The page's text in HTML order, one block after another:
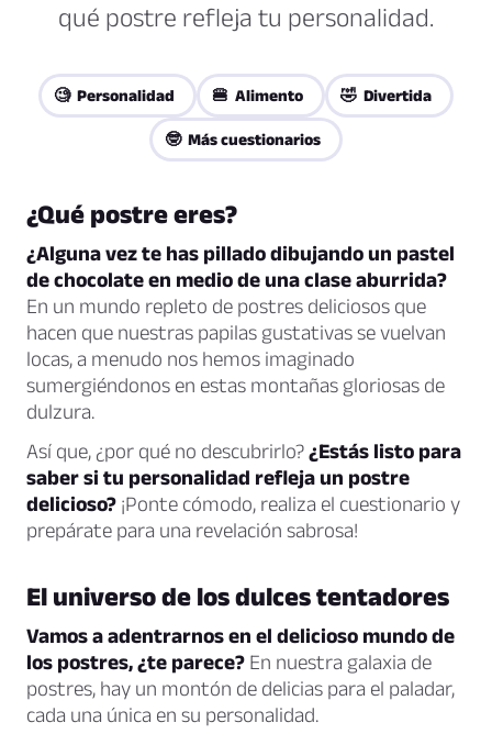
qué postre refleja tu personalidad.
🧐 Personalidad 🍔 Alimento 🤣 Divertida
🤓 Más cuestionarios
¿Qué postre eres?
¿Alguna vez te has pillado dibujando un pastel
de chocolate en medio de una clase aburrida?
En un mundo repleto de postres deliciosos que
hacen que nuestras papilas gustativas se vuelvan
locas, a menudo nos hemos imaginado
sumergiéndonos en estas montañas gloriosas de
dulzura.
Así que, ¿por qué no descubrirlo?¿Estás listo para
saber si tu personalidad refleja un postre
delicioso? ¡Ponte cómodo, realiza el cuestionario y
prepárate para una revelación sabrosa!
El universo de los dulces tentadores
Vamos a adentrarnos en el delicioso mundo de
los postres, ¿te parece? En nuestra galaxia de
postres, hay un montón de delicias para el paladar,
cada una única en su personalidad.